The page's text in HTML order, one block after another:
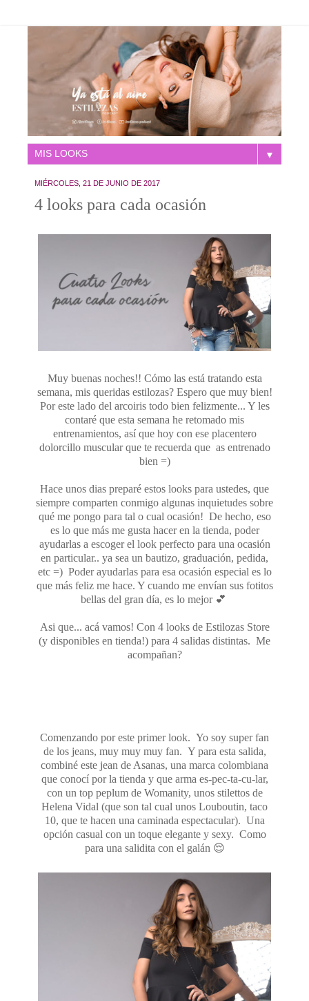
▼
MIÉRCOLES, 21 DE JUNIO DE 2017
4 looks para cada ocasión
Muy buenas noches!! Cómo las está tratando esta
semana, mis queridas estilozas? Espero que muy bien!
Por este lado del arcoiris todo bien felizmente... Y les
contaré que esta semana he retomado mis
entrenamientos, así que hoy con ese placentero
dolorcillo muscular que te recuerda que as entrenado
bien =)
Hace unos dias preparé estos looks para ustedes, que
siempre comparten conmigo algunas inquietudes sobre
qué me pongo para tal o cual ocasión! De hecho, eso
es lo que más me gusta hacer en la tienda, poder
ayudarlas a escoger el look perfecto para una ocasión
en particular.. ya sea un bautizo, graduación, pedida,
etc =) Poder ayudarlas para esa ocasión especial es lo
que más feliz me hace. Y cuando me envían sus fotitos
bellas del gran día, es lo mejor 💕
Asi que... acá vamos! Con 4 looks de Estilozas Store
(y disponibles en tienda!) para 4 salidas distintas. Me
acompañan?
Comenzando por este primer look. Yo soy super fan
de los jeans, muy muy muy fan. Y para esta salida,
combiné este jean de Asanas, una marca colombiana
que conocí por la tienda y que arma es-pec-ta-cu-lar,
con un top peplum de Womanity, unos stilettos de
Helena Vidal (que son tal cual unos Louboutin, taco
10, que te hacen una caminada espectacular). Una
opción casual con un toque elegante y sexy. Como
para una salidita con el galán 😌